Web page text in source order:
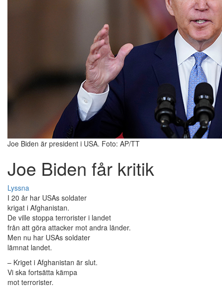
Joe Biden är president i USA. Foto: AP/TT
Joe Biden får kritik
Lyssna
I 20 år har USAs soldater
krigat i Afghanistan.
De ville stoppa terrorister i landet
från att göra attacker mot andra länder.
Men nu har USAs soldater
lämnat landet.
– Kriget i Afghanistan är slut.
Vi ska fortsätta kämpa
mot terrorister.